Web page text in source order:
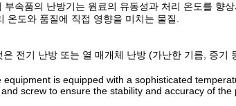
부속품의 난방기는 원료의 유동성과 처리 온도를 향
온도와 품질에 직접 영향을 미치는 물질.
은 전기 난방 또는 열 매개체 난방 (가난한 기름, 증
equipment is equipped with a sophisticated
screw to ensure the stability and accuracy of the